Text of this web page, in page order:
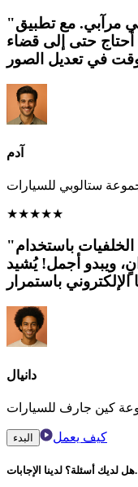
"أصور السيارات بهاتفي في مرآبي. مع تطبيق Spyne،
أحتاج حتى إلى قضاء
آدم
ستالوبي للسيارات
★★★★★
"كنا نقضي ساعات في إزالة الخلفيات باستخدام
ويبدو أجمل! يُشيد
دانيال
كين جارف للسيارات
البدء كيف يعمل
هل لديك أسئلة؟ لدينا الإجابات.